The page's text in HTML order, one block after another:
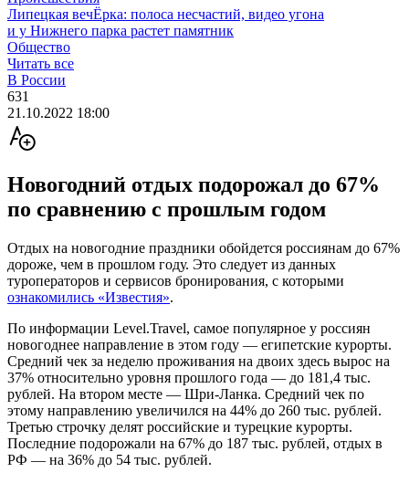
Липецкая вечЁрка: полоса несчастий, видео угона
и у Нижнего парка растет памятник
Общество
Читать все
В России
631
21.10.2022 18:00
Новогодний отдых подорожал до 67%
по сравнению с прошлым годом
Отдых на новогодние праздники обойдется россиянам до 67%
дороже, чем в прошлом году. Это следует из данных
туроператоров и сервисов бронирования, с которыми
ознакомились «Известия».
По информации Level.Travel, самое популярное у россиян
новогоднее направление в этом году — египетские курорты.
Средний чек за неделю проживания на двоих здесь вырос на
37% относительно уровня прошлого года — до 181,4 тыс.
рублей. На втором месте — Шри-Ланка. Средний чек по
этому направлению увеличился на 44% до 260 тыс. рублей.
Третью строчку делят российские и турецкие курорты.
Последние подорожали на 67% до 187 тыс. рублей, отдых в
РФ — на 36% до 54 тыс. рублей.